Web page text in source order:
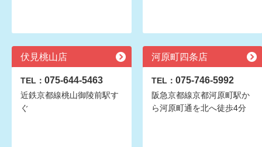
伏見桃山店
TEL： 075-644-5463
近鉄京都線桃山御陵前駅す
ぐ
河原町四条店
TEL： 075-746-5992
阪急京都線京都河原町駅か
ら河原町通を北へ徒歩4分